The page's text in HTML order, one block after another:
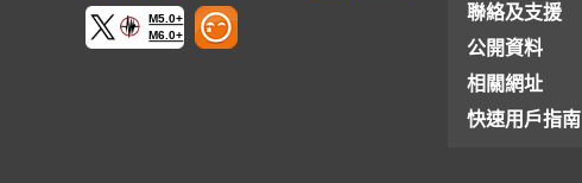
M5.0+
M6.0+
聯絡及支援
公開資料
相關網址
快速用戶指南